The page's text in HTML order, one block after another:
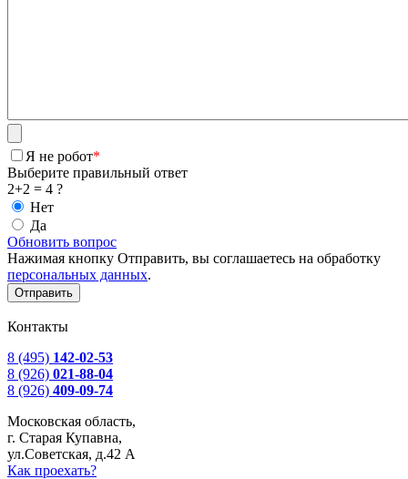
Я не робот*
Выберите правильный ответ
2+2 = 4 ?
Нет
Да
Обновить вопрос
Нажимая кнопку Отправить, вы соглашаетесь на обработку
персональных данных.
Контакты
8 (495) 142-02-53
8 (926) 021-88-04
8 (926) 409-09-74
Московская область,
г. Старая Купавна,
ул.Советская, д.42 А
Как проехать?